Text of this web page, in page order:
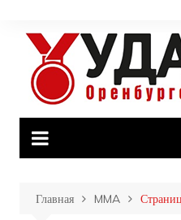
содержимому
Главная MMA